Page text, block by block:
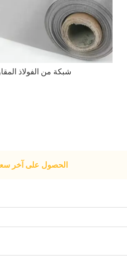
شبكة من الفولاذ
الحصول على آخر